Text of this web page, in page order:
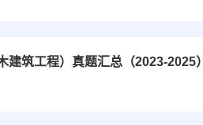
筑工程）真题汇总（2023-2025）